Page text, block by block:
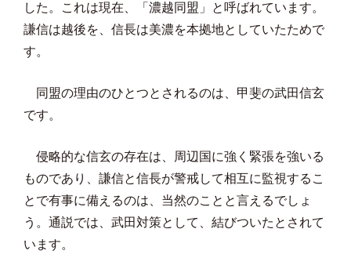
した。これは現在、「濃越同盟」と呼ばれています。
謙信は越後を、信長は美濃を本拠地としていたためで
す。
同盟の理由のひとつとされるのは、甲斐の武田信玄
です。
侵略的な信玄の存在は、周辺国に強く緊張を強いる
ものであり、謙信と信長が警戒して相互に監視するこ
とで有事に備えるのは、当然のことと言えるでしょ
う。通説では、武田対策として、結びついたとされて
います。